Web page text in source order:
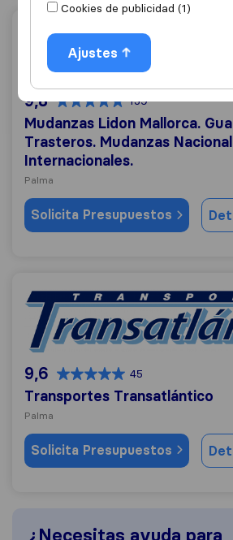
Mudanzas Lidon Mallorca.
9,8 139
Mudanzas Lidon Mallorca.
Trasteros. Mudanzas
Internacionales.
Palma
Solicita Presupuestos
Transportes Transatlántico
9,6 45
Transportes Transatlántico
Palma
Solicita Presupuestos
¿Necesitas ayuda para
Cookies de publicidad (1)
Ajustes